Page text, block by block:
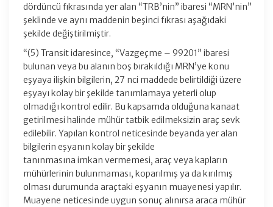
dördüncü fıkrasında yer alan “TRB’nin” ibaresi “MRN’nin”
şeklinde ve aynı maddenin beşinci fıkrası aşağıdaki
şekilde değiştirilmiştir.
“(5) Transit idaresince, “Vazgeçme – 99201” ibaresi
bulunan veya bu alanın boş bırakıldığı MRN’ye konu
eşyaya ilişkin bilgilerin, 27 nci maddede belirtildiği üzere
eşyayı kolay bir şekilde tanımlamaya yeterli olup
olmadığı kontrol edilir. Bu kapsamda olduğuna kanaat
getirilmesi halinde mühür tatbik edilmeksizin araç sevk
edilebilir. Yapılan kontrol neticesinde beyanda yer alan
bilgilerin eşyanın kolay bir şekilde
tanınmasına imkan vermemesi, araç veya kapların
mühürlerinin bulunmaması, koparılmış ya da kırılmış
olması durumunda araçtaki eşyanın muayenesi yapılır.
Muayene neticesinde uygun sonuç alınırsa araca mühür